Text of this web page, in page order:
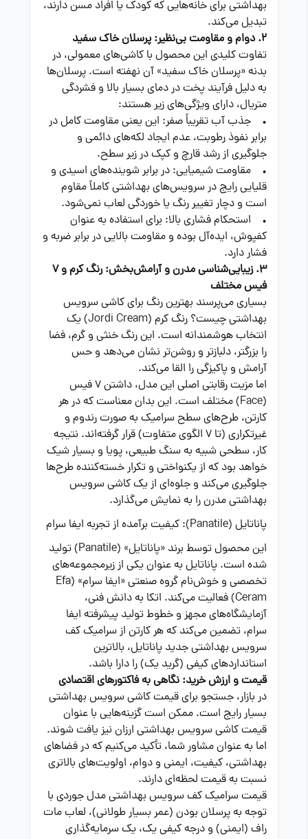
بهداشتی برای خانه‌هایی که کودک یا افراد مسن دارند،
تبدیل می‌کند.
2. دوام و مقاومت بی‌نظیر: پرسلان خاک سفید
تفاوت کلیدی این محصول با کاشی‌های معمولی، در
بدنه «پرسلان خاک سفید» آن نهفته است. پرسلان‌ها
به دلیل فرآیند پخت در دمای بسیار بالا و فشردگی
متریال، دارای ویژگی‌های زیر هستند:
• جذب آب تقریباً صفر: این یعنی مقاومت کامل در
برابر نفوذ رطوبت، عدم ایجاد لکه‌های دائمی و
جلوگیری از رشد قارچ و کپک در زیر سطح.
• مقاومت شیمیایی: در برابر شوینده‌های اسیدی و
قلیایی رایج در سرویس‌های بهداشتی کاملاً مقاوم
است و دچار تغییر رنگ یا خوردگی لعاب نمی‌شود.
• استحکام فشاری بالا: برای استفاده به عنوان
کفپوش، ایده‌آل بوده و مقاومت بالایی در برابر ضربه و
فشار دارد.
3. زیبایی‌شناسی مدرن و آرامش‌بخش: رنگ کرم و 7
فیس مختلف
بسیاری می‌پرسند بهترین رنگ برای کاشی سرویس
بهداشتی چیست؟ رنگ کرم (Jordi Cream) یک
انتخاب هوشمندانه است. این رنگ خنثی و گرم، فضا
را بزرگتر، دلبازتر و روشن‌تر نشان می‌دهد و حس
آرامش و پاکیزگی را القا می‌کند.
اما مزیت رقابتی اصلی این مدل، داشتن 7 فیس
(Face) مختلف است. این بدان معناست که در هر
کارتن، طرح‌های سطح سرامیک به صورت رندوم و
غیرتکراری (تا 7 الگوی متفاوت) قرار گرفته‌اند. نتیجه
کار، سطحی شبیه به سنگ طبیعی، پویا و بسیار شیک
خواهد بود که از یکنواختی و تکرار خسته‌کننده طرح‌ها
جلوگیری می‌کند و جلوه‌ای از یک کاشی سرویس
بهداشتی مدرن را به نمایش می‌گذارد.
پاناتایل (Panatile): کیفیت برآمده از تجربه ایفا سرام
این محصول توسط برند «پاناتایل» (Panatile) تولید
شده است. پاناتایل به عنوان یکی از زیرمجموعه‌های
تخصصی و خوش‌نام گروه صنعتی «ایفا سرام» (Efa
Ceram) فعالیت می‌کند. اتکا به دانش فنی،
آزمایشگاه‌های مجهز و خطوط تولید پیشرفته ایفا
سرام، تضمین می‌کند که هر کارتن از سرامیک کف
سرویس بهداشتی جدید پاناتایل، بالاترین
استانداردهای کیفی (گرید یک) را دارا باشد.
قیمت و ارزش خرید: نگاهی به فاکتورهای اقتصادی
در بازار، جستجو برای قیمت کاشی سرویس بهداشتی
بسیار رایج است. ممکن است گزینه‌هایی با عنوان
قیمت کاشی سرویس بهداشتی ارزان نیز یافت شوند.
اما به عنوان مشاور شما، تأکید می‌کنیم که در فضاهای
بهداشتی، کیفیت، ایمنی و دوام، اولویت‌های بالاتری
نسبت به قیمت لحظه‌ای دارند.
قیمت سرامیک کف سرویس بهداشتی مدل جوردی با
توجه به پرسلان بودن (عمر بسیار طولانی)، لعاب مات
راف (ایمنی) و درجه کیفی یک، یک سرمایه‌گذاری